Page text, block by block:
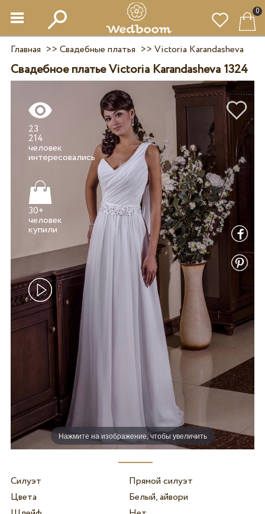
0
Главная >> Свадебные платья >> Victoria Karandasheva
Свадебное платье Victoria Karandasheva 1324
Нажмите на изображение, чтобы увеличить
23
214
человек
30+
человек
Силуэт
Прямой силуэт
Цвета
Белый, айвори